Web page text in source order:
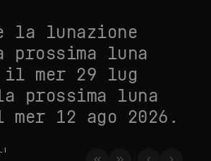
la lunazione
luna
il mer 29 lug
prossima luna
mer 12 ago 2026 .